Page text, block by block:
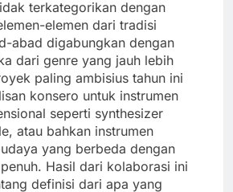
terkategorikan dengan
elemen dari tradisi
abad digabungkan dengan
dari genre yang jauh lebih
paling ambisius tahun ini
konsero untuk instrumen
seperti synthesizer
atau bahkan instrumen
yang berbeda dengan
Hasil dari kolaborasi ini
definisi dari apa yang